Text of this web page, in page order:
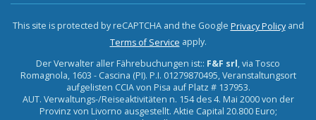
This site is protected by reCAPTCHA and the Google Privacy Policyand
Terms of Service apply.
Der Verwalter aller Fährebuchungen ist:: F&F srl, via Tosco
Romagnola, 1603 - Cascina (PI). P.I. 01279870495, Veranstaltungsort
aufgelisten CCIA von Pisa auf Platz # 137953.
AUT. Verwaltungs-/Reiseaktivitäten n. 154 des 4. Mai 2000 von der
Provinz von Livorno ausgestellt. Aktie Capital 20.800 Euro;